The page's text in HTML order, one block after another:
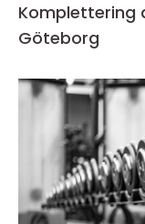
Komplettering
Göteborg